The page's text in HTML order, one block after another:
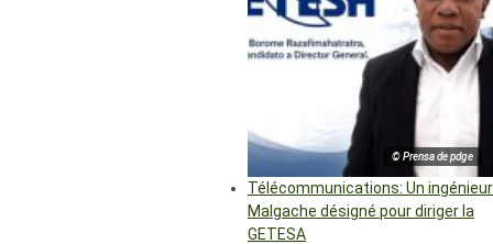
© Prensa de pdge
Télécommunications: Un ingénieur
Malgache désigné pour diriger la
GETESA